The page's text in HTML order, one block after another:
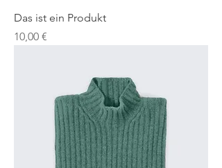
Das ist ein Produkt
Preis
10,00 €